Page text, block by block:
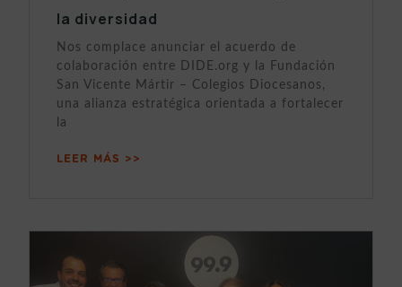
la diversidad
Nos complace anunciar el acuerdo de
colaboración entre DIDE.org y la Fundación
San Vicente Mártir – Colegios Diocesanos,
una alianza estratégica orientada a fortalecer
la
LEER MÁS >>